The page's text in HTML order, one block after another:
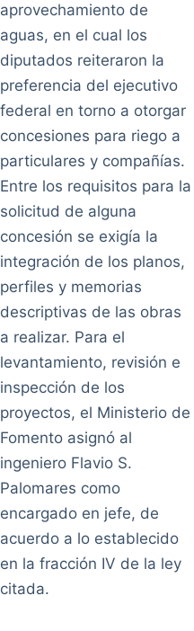
aprovechamiento de
aguas, en el cual los
diputados reiteraron la
preferencia del ejecutivo
federal en torno a otorgar
concesiones para riego a
particulares y compañías.
Entre los requisitos para la
solicitud de alguna
concesión se exigía la
integración de los planos,
perfiles y memorias
descriptivas de las obras
a realizar. Para el
levantamiento, revisión e
inspección de los
proyectos, el Ministerio de
Fomento asignó al
ingeniero Flavio S.
Palomares como
encargado en jefe, de
acuerdo a lo establecido
en la fracción IV de la ley
citada.